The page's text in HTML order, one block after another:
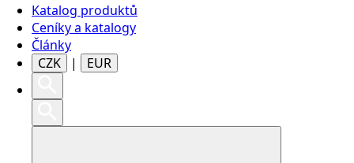
Katalog produktů
Ceníky a katalogy
Články
CZK
| EUR
Search